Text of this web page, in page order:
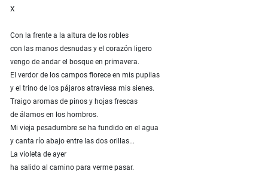
X
Con la frente a la altura de los robles
con las manos desnudas y el corazón ligero
vengo de andar el bosque en primavera.
El verdor de los campos florece en mis pupilas
y el trino de los pájaros atraviesa mis sienes.
Traigo aromas de pinos y hojas frescas
de álamos en los hombros.
Mi vieja pesadumbre se ha fundido en el agua
y canta río abajo entre las dos orillas...
La violeta de ayer
ha salido al camino para verme pasar.